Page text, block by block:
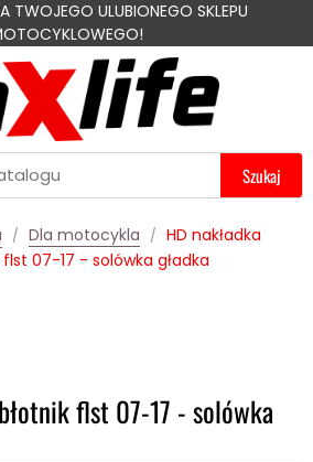
TWOJEGO ULUBIONEGO SKLEPU
Szukaj
Dla motocykla
HD nakładka
07-17 - solówka gładka
flst 07-17 - solówka